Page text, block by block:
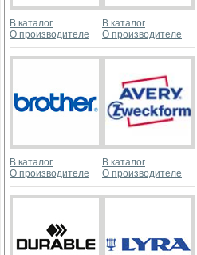
В каталог
О производителе
В каталог
О производителе
В каталог
О производителе
В каталог
О производителе